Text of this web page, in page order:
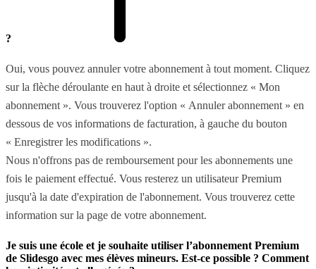
?
Oui, vous pouvez annuler votre abonnement à tout moment. Cliquez
sur la flèche déroulante en haut à droite et sélectionnez « Mon
abonnement ». Vous trouverez l'option « Annuler abonnement » en
dessous de vos informations de facturation, à gauche du bouton
« Enregistrer les modifications ».
Nous n'offrons pas de remboursement pour les abonnements une
fois le paiement effectué. Vous resterez un utilisateur Premium
jusqu'à la date d'expiration de l'abonnement. Vous trouverez cette
information sur la page de votre abonnement.
Je suis une école et je souhaite utiliser l’abonnement Premium
de Slidesgo avec mes élèves mineurs. Est-ce possible ? Comment